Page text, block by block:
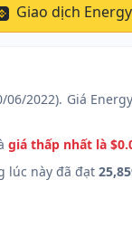
Giao dịch
06/2022). Giá
giá thấp nhất là
lúc này đã đạt